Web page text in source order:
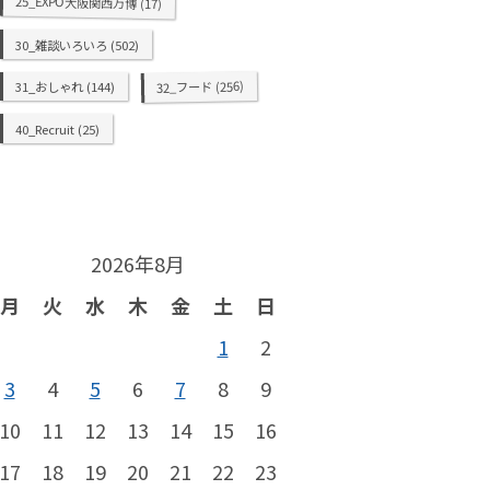
30_雑談いろいろ (502)
31_おしゃれ(144) 32_フード (256)
40_Recruit (25)
2026年8月
月
火 水 木 金 土
日
1
2
3
4 5 6 7 8
9
11 12 13 14 15
16
18 19 20 21 22 23